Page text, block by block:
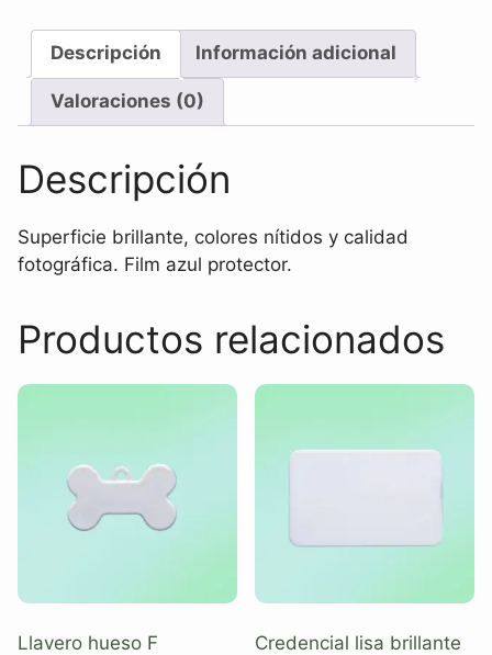
Descripción Información adicional
Valoraciones (0)
Descripción
Superficie brillante, colores nítidos y calidad
fotográfica. Film azul protector.
Productos relacionados
Llavero hueso F Credencial lisa brillante